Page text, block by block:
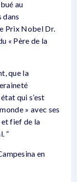
au
Prix Nobel Dr.
« Père de la
que la
qui s’est
» avec ses
et fief de la
”
en